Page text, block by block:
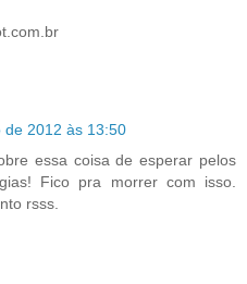
de 2012 às 13:50
essa coisa de esperar pelos
Fico pra morrer com isso.
rsss.